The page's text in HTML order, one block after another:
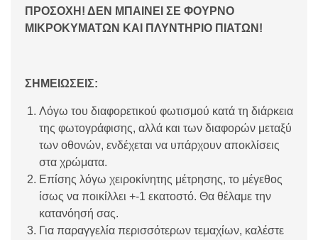
ΠΡΟΣΟΧΗ! ΔΕΝ ΜΠΑΙΝΕΙ ΣΕ ΦΟΥΡΝΟ
ΜΙΚΡΟΚΥΜΑΤΩΝ ΚΑΙ ΠΛΥΝΤΗΡΙΟ ΠΙΑΤΩΝ!
ΣΗΜΕΙΩΣΕΙΣ:
Λόγω του διαφορετικού φωτισμού κατά τη διάρκεια
της φωτογράφισης, αλλά και των διαφορών μεταξύ
των οθονών, ενδέχεται να υπάρχουν αποκλίσεις
στα χρώματα.
Επίσης λόγω χειροκίνητης μέτρησης, το μέγεθος
ίσως να ποικίλλει +-1 εκατοστό. Θα θέλαμε την
κατανόησή σας.
Για παραγγελία περισσότερων τεμαχίων, καλέστε